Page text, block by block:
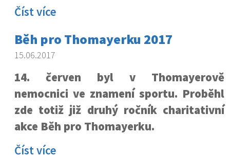
Číst více
Běh pro Thomayerku 2017
15.06.2017
14. červen byl v Thomayerově
nemocnici ve znamení sportu. Proběhl
zde totiž již druhý ročník charitativní
akce Běh pro Thomayerku.
Číst více